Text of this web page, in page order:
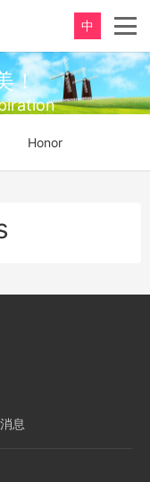
中
！
Honor
息